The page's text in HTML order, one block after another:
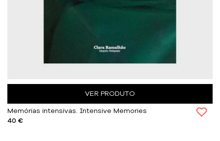
VER PRODUTO
Memórias intensivas. Intensive Memories
40 €